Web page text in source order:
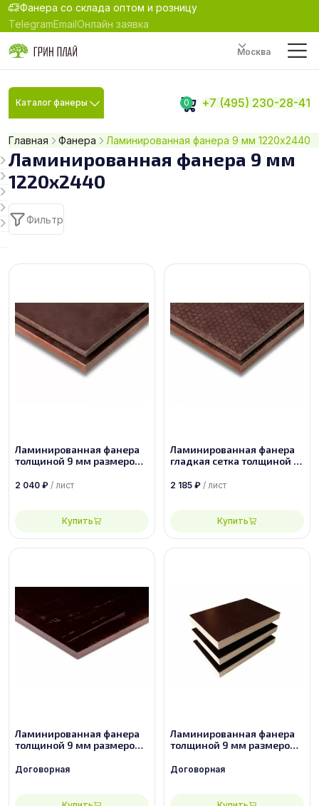
Фанера со склада оптом и розницу
TelegramEmailОнлайн заявка
Москва
Каталог фанеры 0 +7 (495) 230-28-41
Главная Фанера Ламинированная фанера 9 мм 1220х2440
Ламинированная фанера 9 мм
1220х2440
Фильтр
Ламинированная фанера
толщиной 9 мм размером
2 040 ₽ / лист
Купить
Ламинированная фанера
гладкая сетка толщиной 9
сорт 1/1
2 185 ₽ / лист
Купить
Ламинированная фанера
толщиной 9 мм размером
Договорная
Ламинированная фанера
толщиной 9 мм размером
Договорная